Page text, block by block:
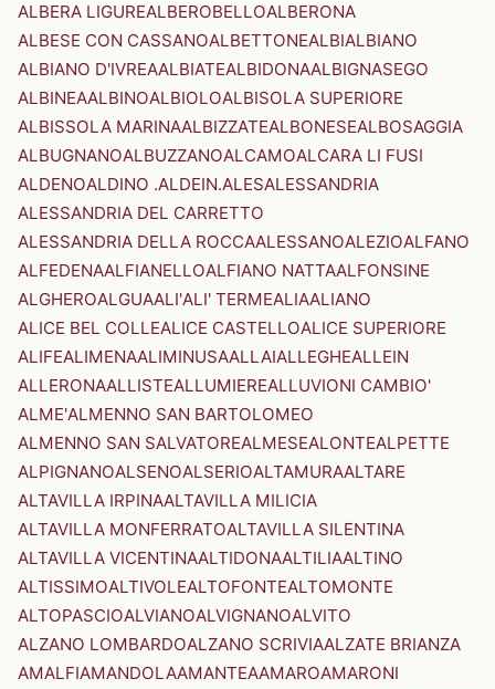
ALBERA LIGUREALBEROBELLOALBERONA
ALBESE CON CASSANOALBETTONEALBIALBIANO
ALBIANO D'IVREAALBIATEALBIDONAALBIGNASEGO
ALBINEAALBINOALBIOLOALBISOLA SUPERIORE
ALBISSOLA MARINAALBIZZATEALBONESEALBOSAGGIA
ALBUGNANOALBUZZANOALCAMOALCARA LI FUSI
ALDENOALDINO .ALDEIN.ALESALESSANDRIA
ALESSANDRIA DEL CARRETTO
ALESSANDRIA DELLA ROCCAALESSANOALEZIOALFANO
ALFEDENAALFIANELLOALFIANO NATTAALFONSINE
ALGHEROALGUAALI'ALI' TERMEALIAALIANO
ALICE BEL COLLEALICE CASTELLOALICE SUPERIORE
ALIFEALIMENAALIMINUSAALLAIALLEGHEALLEIN
ALLERONAALLISTEALLUMIEREALLUVIONI CAMBIO'
ALME'ALMENNO SAN BARTOLOMEO
ALMENNO SAN SALVATOREALMESEALONTEALPETTE
ALPIGNANOALSENOALSERIOALTAMURAALTARE
ALTAVILLA IRPINAALTAVILLA MILICIA
ALTAVILLA MONFERRATOALTAVILLA SILENTINA
ALTAVILLA VICENTINAALTIDONAALTILIAALTINO
ALTISSIMOALTIVOLEALTOFONTEALTOMONTE
ALTOPASCIOALVIANOALVIGNANOALVITO
ALZANO LOMBARDOALZANO SCRIVIAALZATE BRIANZA
AMALFIAMANDOLAAMANTEAAMAROAMARONI